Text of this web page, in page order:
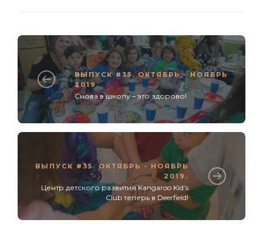
ВЫПУСК #35. ОКТЯБРЬ - НОЯБРЬ
2019.
Снова в школу – это здорово!
ВЫПУСК #35. ОКТЯБРЬ - НОЯБРЬ
2019.
Центр детского развития Kangaroo Kid’s
Club теперь в Deerfield!